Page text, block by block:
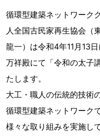
循環型建築ネットワーク
人全国古民家再生協会
龍一）は令和4年11月13
万祥殿にて「令和の太子
たします。
大工・職人の伝統的技術
循環型建築ネットワーク
様々な取り組みを実施し